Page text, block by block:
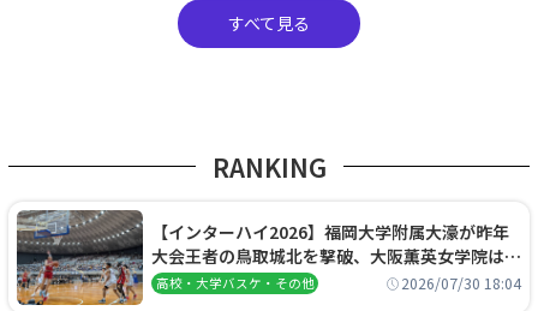
すべて見る
RANKING
【インターハイ2026】福岡大学附属大濠が昨年
大会王者の鳥取城北を撃破、大阪薫英女学院は岐
阜女子に完勝、大会3日目試合結果
高校・大学バスケ・その他 2026/07/30 18:04